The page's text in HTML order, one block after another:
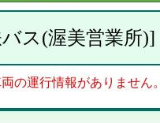
ス(渥美営業所)]
の運行情報がありません。